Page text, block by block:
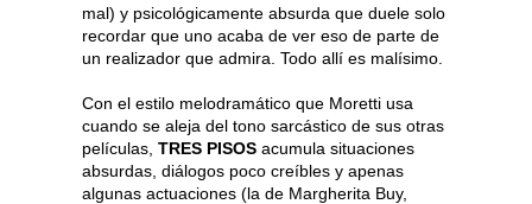
mal) y psicológicamente absurda que duele solo
recordar que uno acaba de ver eso de parte de
un realizador que admira. Todo allí es malísimo.
Con el estilo melodramático que Moretti usa
cuando se aleja del tono sarcástico de sus otras
películas, TRES PISOS acumula situaciones
absurdas, diálogos poco creíbles y apenas
algunas actuaciones (la de Margherita Buy,